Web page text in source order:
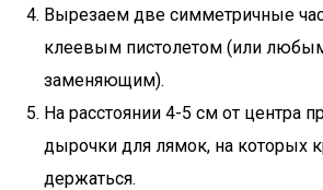
Вырезаем две симметричные
клеевым пистолетом (или
заменяющим).
На расстоянии 4-5 см от центра
дырочки для лямок, на которых
держаться.